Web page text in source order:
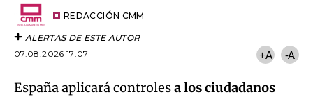
REDACCIÓN CMM
ALERTAS DE ESTE AUTOR
07.08.2026 17:07
+A -A
España aplicará controlesa los ciudadanos